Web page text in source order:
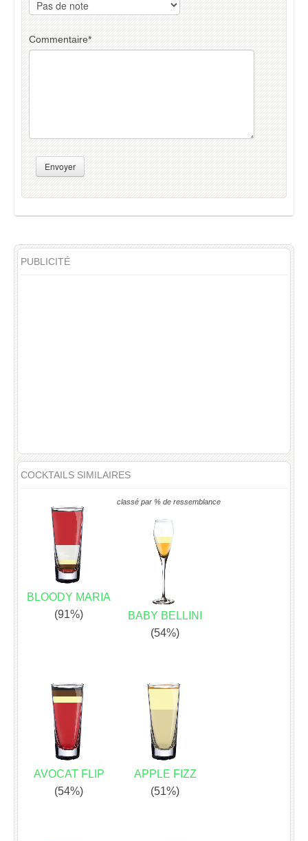
Commentaire*
Envoyer
PUBLICITÉ
COCKTAILS SIMILAIRES
classé par % de ressemblance
BLOODY MARIA
(91%)
BABY BELLINI
(54%)
AVOCAT FLIP
(54%)
APPLE FIZZ
(51%)